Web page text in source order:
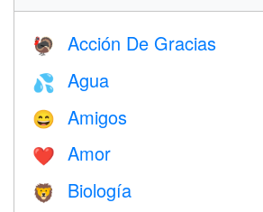
🦃 Acción De Gracias
💦 Agua
😄 Amigos
❤️️ Amor
🦁 Biología